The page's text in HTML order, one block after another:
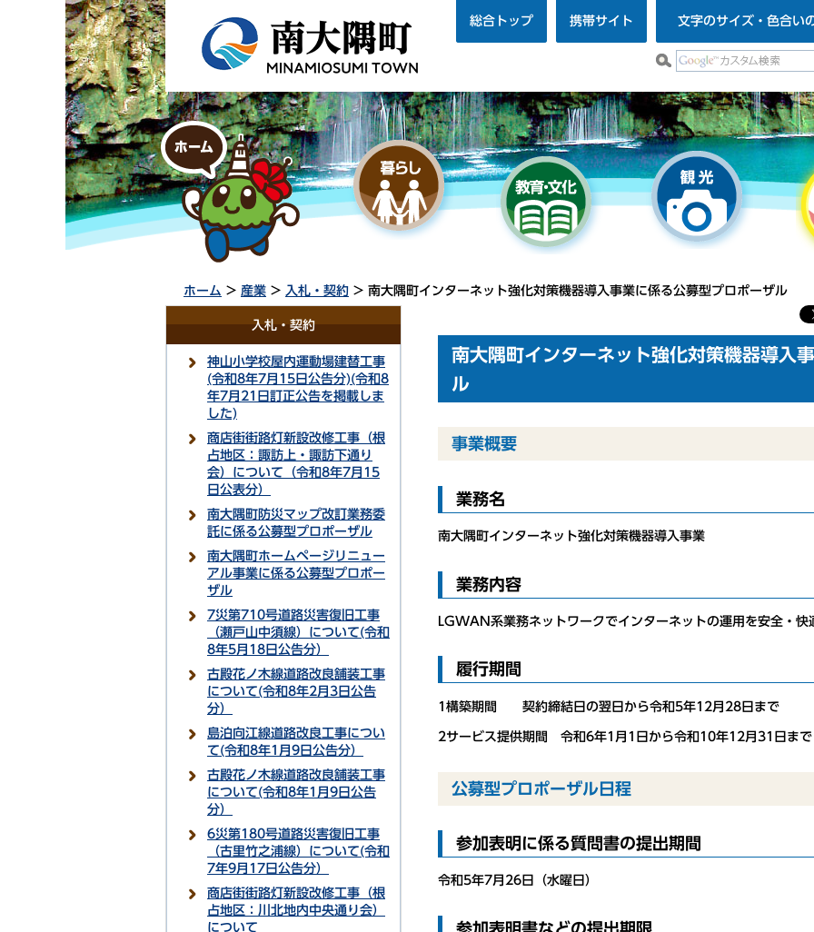
総合トップ 携帯サイト 文字のサイズ・色合い
ホーム > 産業 > 入札・契約 > 南大隅町インターネット強化対策機器導入事業に係る公募型プロポーザル
入札・契約
神山小学校屋内運動場建替工事
(令和8年7月15日公告分)(令和8
年7月21日訂正公告を掲載しま
した)
商店街街路灯新設改修工事（根
占地区：諏訪上・諏訪下通り
会）について（令和8年7月15
日公表分）
南大隅町防災マップ改訂業務委
託に係る公募型プロポーザル
南大隅町ホームページリニュー
アル事業に係る公募型プロポー
ザル
7災第710号道路災害復旧工事
（瀬戸山中須線）について(令和
8年5月18日公告分）
古殿花ノ木線道路改良舗装工事
について(令和8年2月3日公告
分）
島泊向江線道路改良工事につい
て(令和8年1月9日公告分）
古殿花ノ木線道路改良舗装工事
について(令和8年1月9日公告
分）
6災第180号道路災害復旧工事
（古里竹之浦線）について(令和
7年9月17日公告分）
商店街街路灯新設改修工事（根
占地区：川北地内中央通り会）
について
南大隅町インターネット強化対策機器導入
ル
事業概要
業務名
南大隅町インターネット強化対策機器導入事業
業務内容
LGWAN系業務ネットワークでインターネットの運用を安全・
履行期間
1構築期間 契約締結日の翌日から令和5年12月28日まで
2サービス提供期間 令和6年1月1日から令和10年12月31日まで
公募型プロポーザル日程
参加表明に係る質問書の提出期間
令和5年7月26日（水曜日）
参加表明書などの提出期限